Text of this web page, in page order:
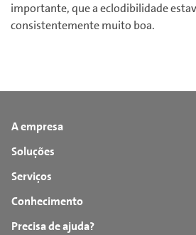
importante, que a eclodibilidade
consistentemente muito boa.
A empresa
Soluções
Serviços
Conhecimento
Precisa de ajuda?